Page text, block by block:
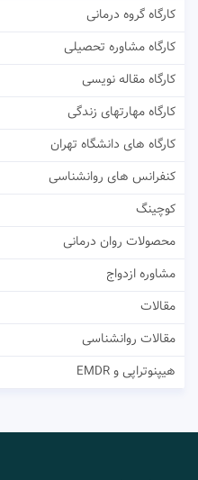
کارگاه گروه درمانی
کارگاه مشاوره تحصیلی
کارگاه مقاله نویسی
کارگاه مهارتهای زندگی
کارگاه های دانشگاه تهران
کنفرانس های روانشناسی
کوچینگ
محصولات روان درمانی
مشاوره ازدواج
مقالات
مقالات روانشناسی
هیپنوتراپی و EMDR